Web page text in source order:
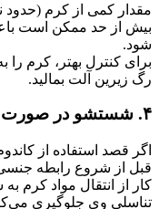
مقدار کمی از کرم
بیش از حد ممکن است
شود.
برای کنترل بهتر، کرم
رگ زیرین آلت بمالید.
۴. شستشو در صورت عدم استفاده از کاندوم
اگر قصد استفاده از
قبل از شروع رابطه
کار از انتقال مواد کرم
تناسلی وی جلوگیری